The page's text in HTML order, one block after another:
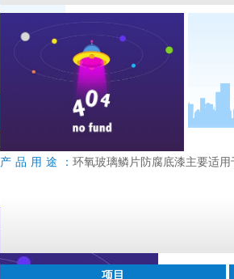
产品用途：环氧玻璃鳞片防腐底漆主要适
项目